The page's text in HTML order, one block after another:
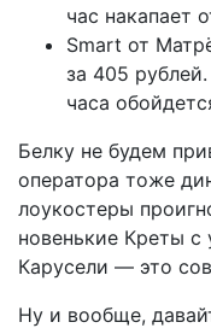
час накапает
Smart от
за 405
часа
Белку не будем
оператора тоже
лоукостеры
новенькие Креты
Карусели — это
Ну и вообще,